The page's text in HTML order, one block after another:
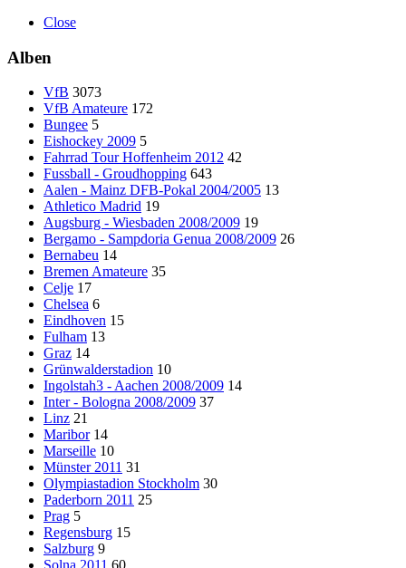
Close
Alben
VfB 3073
VfB Amateure 172
Bungee 5
Eishockey 2009 5
Fahrrad Tour Hoffenheim 2012 42
Fussball - Groudhopping 643
Aalen - Mainz DFB-Pokal 2004/2005 13
Athletico Madrid 19
Augsburg - Wiesbaden 2008/2009 19
Bergamo - Sampdoria Genua 2008/2009 26
Bernabeu 14
Bremen Amateure 35
Celje 17
Chelsea 6
Eindhoven 15
Fulham 13
Graz 14
Grünwalderstadion 10
Ingolstah3 - Aachen 2008/2009 14
Inter - Bologna 2008/2009 37
Linz 21
Maribor 14
Marseille 10
Münster 2011 31
Olympiastadion Stockholm 30
Paderborn 2011 25
Prag 5
Regensburg 15
Salzburg 9